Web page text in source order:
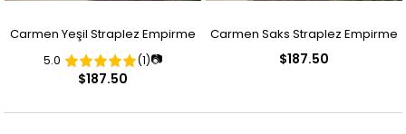
Carmen Yeşil Straplez Empirme
Desenli Abiye Elbise
5.0 (1)📷
$187.50
Carmen Saks Straplez Empirme
$187.50